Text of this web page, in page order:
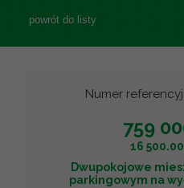
powrót do listy
Numer
759
16
Dwupokojowe
parkingowym na